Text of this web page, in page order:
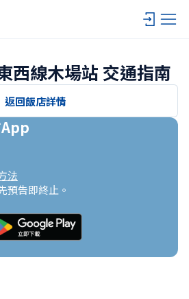
西線木場站 交通指南
返回飯店詳情
法
預告即終止。